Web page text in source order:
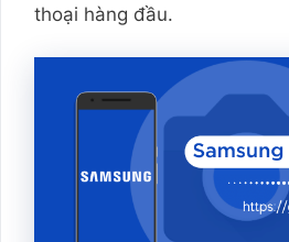
thoại hàng đầu.